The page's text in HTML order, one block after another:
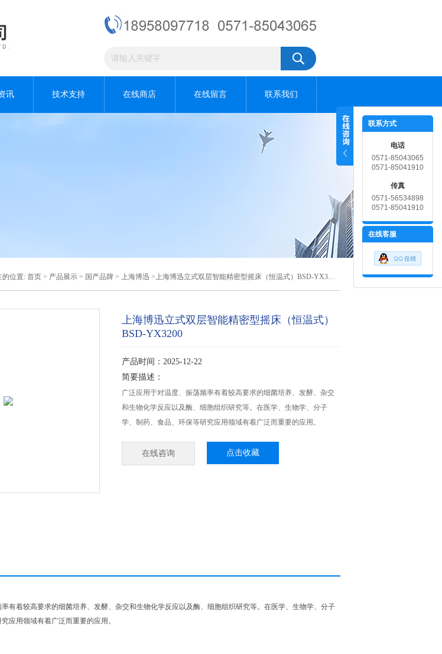
讯 技术支持 在线商店 在线留言 联系我们
的位置: 首页 > 产品展示 > 国产品牌 > 上海博迅 >上海博迅立式双层智能精密型摇床（恒温式）BSD-YX3200
上海博迅立式双层智能精密型摇床（恒温式）
BSD-YX3200
产品时间：2025-12-22
简要描述：
广泛应用于对温度、振荡频率有着较高要求的细菌培养、发酵、杂交
和生物化学反应以及酶、细胞组织研究等。在医学、生物学、分子
学、制药、食品、环保等研究应用领域有着广泛而重要的应用。
在线咨询 点击收藏
有着较高要求的细菌培养、发酵、杂交和生物化学反应以及酶、细胞组织研究等。在医学、生物学、分子
应用领域有着广泛而重要的应用。
联系方式
电话
0571-85043065
0571-85041910
传真
0571-56534898
0571-85041910
在线客服